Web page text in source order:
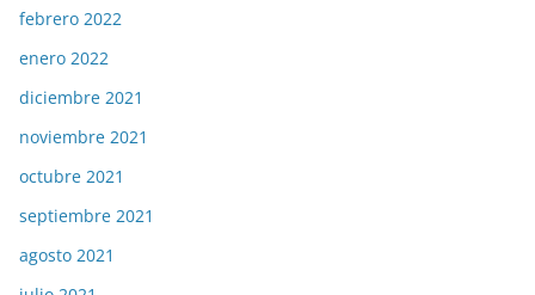
febrero 2022
enero 2022
diciembre 2021
noviembre 2021
octubre 2021
septiembre 2021
agosto 2021